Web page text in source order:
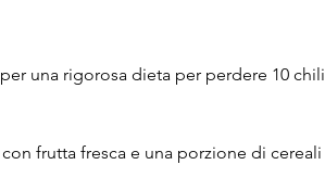
una rigorosa dieta per perdere 10 chili
frutta fresca e una porzione di cereali